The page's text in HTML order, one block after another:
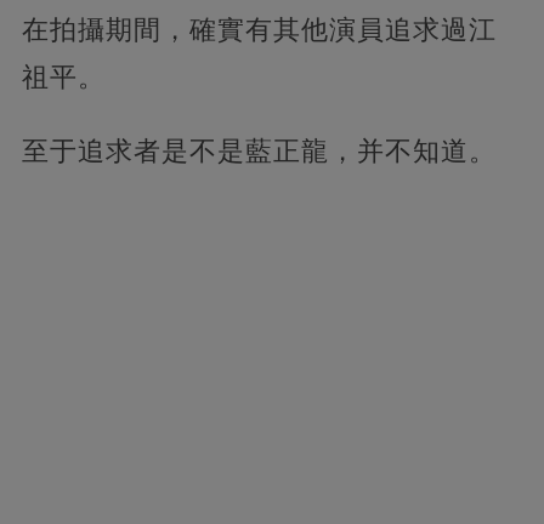
在拍攝期間，確實有其他演員追求過江
祖平。
至于追求者是不是藍正龍，并不知道。